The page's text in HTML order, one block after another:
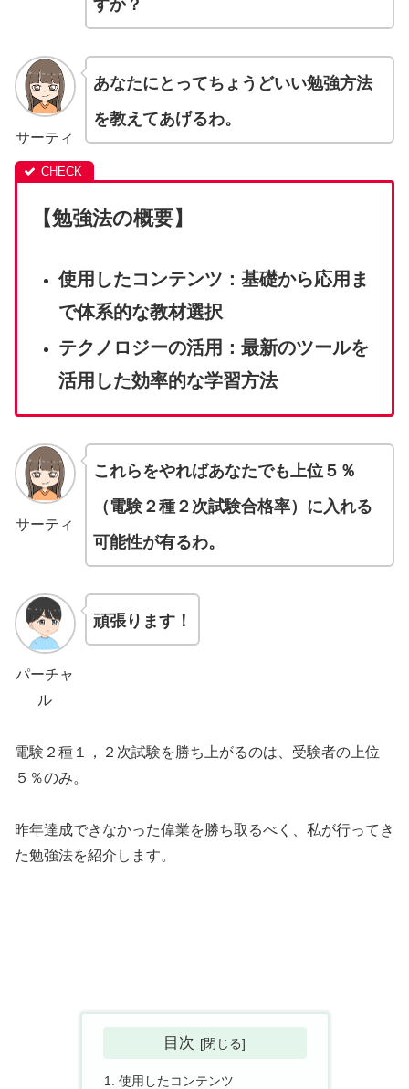
すか？
サーティ
あなたにとってちょうどいい勉強方法
を教えてあげるわ。
【勉強法の概要】
使用したコンテンツ：基礎から応用ま
で体系的な教材選択
テクノロジーの活用：最新のツールを
活用した効率的な学習方法
サーティ
これらをやればあなたでも上位５％
（電験２種２次試験合格率）に入れる
可能性が有るわ。
パーチャ
ル
頑張ります！
電験２種１，２次試験を勝ち上がるのは、受験者の上位
５％のみ。
昨年達成できなかった偉業を勝ち取るべく、私が行ってき
た勉強法を紹介します。
目次
使用したコンテンツ